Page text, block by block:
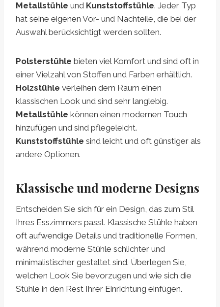
Metallstühle und Kunststoffstühle. Jeder Typ
hat seine eigenen Vor- und Nachteile, die bei der
Auswahl berücksichtigt werden sollten.
Polsterstühle bieten viel Komfort und sind oft in
einer Vielzahl von Stoffen und Farben erhältlich.
Holzstühle verleihen dem Raum einen
klassischen Look und sind sehr langlebig.
Metallstühle können einen modernen Touch
hinzufügen und sind pflegeleicht.
Kunststoffstühle sind leicht und oft günstiger als
andere Optionen.
Klassische und moderne Designs
Entscheiden Sie sich für ein Design, das zum Stil
Ihres Esszimmers passt. Klassische Stühle haben
oft aufwendige Details und traditionelle Formen,
während moderne Stühle schlichter und
minimalistischer gestaltet sind. Überlegen Sie,
welchen Look Sie bevorzugen und wie sich die
Stühle in den Rest Ihrer Einrichtung einfügen.